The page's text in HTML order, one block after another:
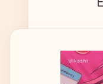
Bildergalerie